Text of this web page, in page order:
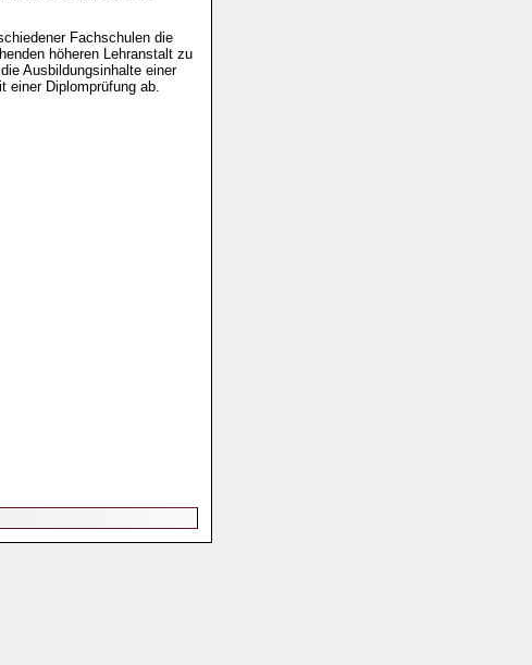
Fachschulen die
höheren Lehranstalt zu
Ausbildungsinhalte einer
einer Diplomprüfung ab.